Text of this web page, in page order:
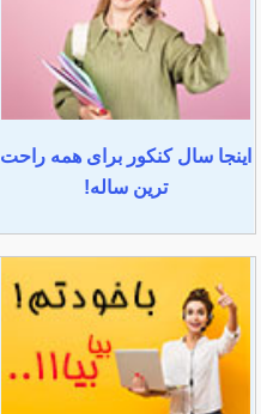
اینجا سال کنکور برای همه راحت
ترین ساله!